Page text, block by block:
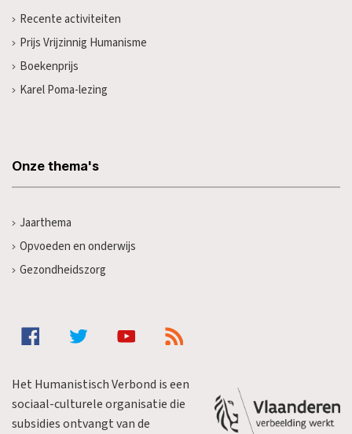
Recente activiteiten
Prijs Vrijzinnig Humanisme
Boekenprijs
Karel Poma-lezing
Onze thema's
Jaarthema
Opvoeden en onderwijs
Gezondheidszorg
Het Humanistisch Verbond is een
sociaal-culturele organisatie die
subsidies ontvangt van de